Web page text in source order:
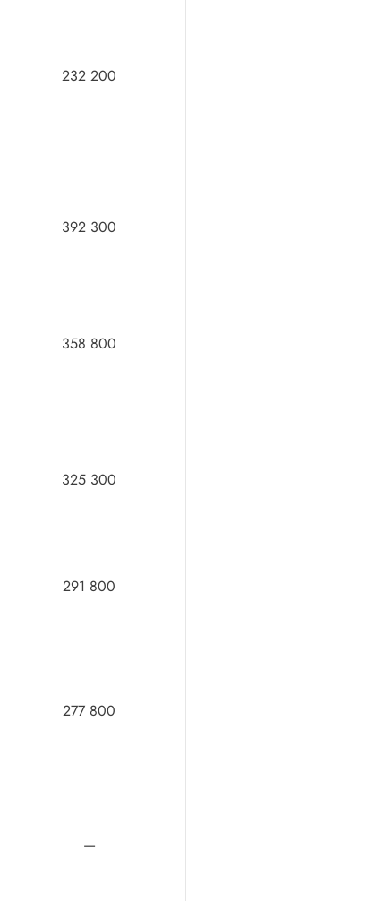
232 200
392 300
358 800
325 300
291 800
277 800
—